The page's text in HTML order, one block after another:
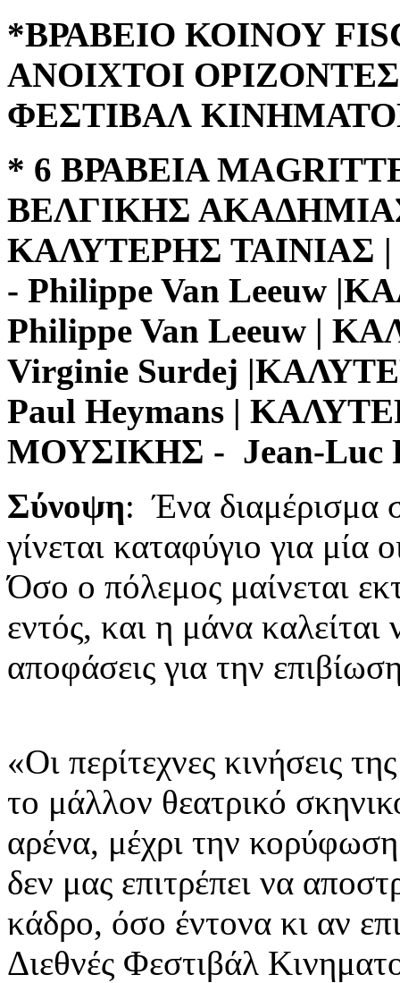
*ΒΡΑΒΕΙΟ ΚΟΙΝΟΥ
ΑΝΟΙΧΤΟΙ
ΦΕΣΤΙΒΑΛ
* 6 ΒΡΑΒΕΙΑ
ΒΕΛΓΙΚΗΣ
ΚΑΛΥΤΕΡΗΣ
- Philippe Van Leeuw
Philippe Van Leeuw |
Virginie Surdej
Paul Heymans |
ΜΟΥΣΙΚΗΣ - Jean-Luc
Σύνοψη: Ένα διαμέρισμα
γίνεται καταφύγιο για μία
Όσο ο πόλεμος μαίνεται
εντός, και η μάνα καλείται
αποφάσεις για την
«Οι περίτεχνες κινήσεις
το μάλλον θεατρικό
αρένα, μέχρι την
δεν μας επιτρέπει να
κάδρο, όσο έντονα κι αν
Διεθνές Φεστιβάλ